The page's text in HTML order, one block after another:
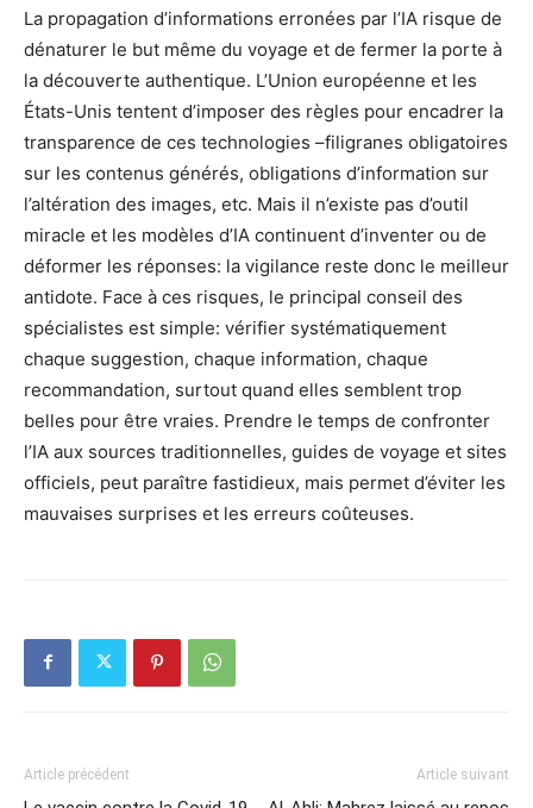
La propagation d’informations erronées par l’IA risque de
dénaturer le but même du voyage et de fermer la porte à
la découverte authentique. L’Union européenne et les
États-Unis tentent d’imposer des règles pour encadrer la
transparence de ces technologies –filigranes obligatoires
sur les contenus générés, obligations d’information sur
l’altération des images, etc. Mais il n’existe pas d’outil
miracle et les modèles d’IA continuent d’inventer ou de
déformer les réponses: la vigilance reste donc le meilleur
antidote. Face à ces risques, le principal conseil des
spécialistes est simple: vérifier systématiquement
chaque suggestion, chaque information, chaque
recommandation, surtout quand elles semblent trop
belles pour être vraies. Prendre le temps de confronter
l’IA aux sources traditionnelles, guides de voyage et sites
officiels, peut paraître fastidieux, mais permet d’éviter les
mauvaises surprises et les erreurs coûteuses.
Article précédent Article suivant